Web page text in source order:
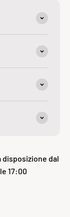
disposizione dal
17:00